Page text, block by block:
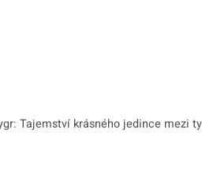
Tajemství krásného jedince mezi